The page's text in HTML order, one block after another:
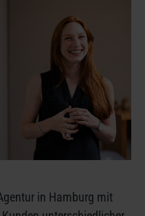
in Hamburg mit